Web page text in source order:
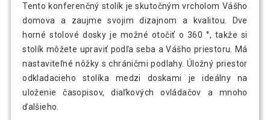
Tento konferenčný stolík je skutočným vrcholom Vášho
domova a zaujme svojim dizajnom a kvalitou. Dve
horné stolové dosky je možné otočiť o 360 °, takže si
stolík môžete upraviť podľa seba a Vášho priestoru. Má
nastaviteľné nôžky s chráničmi podlahy. Úložný priestor
odkladacieho stolíka medzi doskami je ideálny na
uloženie časopisov, diaľkových ovládačov a mnoho
ďalšieho.